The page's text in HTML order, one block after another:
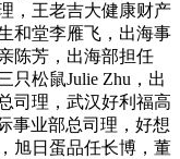
，王老吉大健康财产
和堂李雁飞，出海事
陈芳，出海部担任
只松鼠Julie Zhu，出
司理，武汉好利福高
事业部总司理，好想
旭日蛋品任长博，董